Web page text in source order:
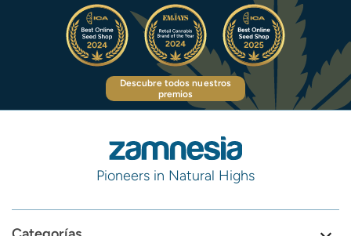
Descubre todos nuestros
premios
Pioneers in Natural Highs